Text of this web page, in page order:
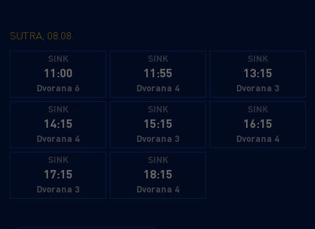
nesvjesno pokreće erupciju uspavanog vulkana.
Počinje utrka s vremenom, a ekipa se suočava s
najvećom i najopasnijom misijom dosad – spasiti
dinosaure i cijeli otok prije nego što bude prekasno.
SUTRA, 08.08.
SINK
11:00
Dvorana 6
SINK
11:55
Dvorana 4
SINK
13:15
Dvorana 3
SINK
14:15
Dvorana 4
SINK
15:15
Dvorana 3
SINK
16:15
Dvorana 4
SINK
17:15
Dvorana 3
SINK
18:15
Dvorana 4